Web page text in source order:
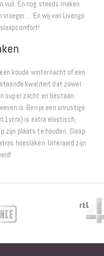
En nog steeds maken
vroeger… En wij van Livengo
koude winternacht of een
kwaliteit dat zowel
super zacht en bestaan
is. Ben je een onrustige
Lycra) is extra elastisch,
zijn plaats te houden. Slaap
hoeslaken. Uiteraard zijn